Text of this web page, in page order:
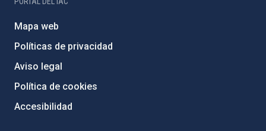
Mapa web
Políticas de privacidad
Aviso legal
Política de cookies
Accesibilidad